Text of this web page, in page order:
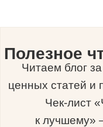
Полезное
Читаем блог
ценных статей и
Чек-лист
к лучшему»